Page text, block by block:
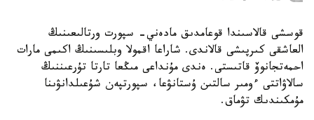
قوسشى قالاسىندا قوعامدىق مادەني- سپورت ورتالىعىنىڭ
العاشقى كىرپىشى قالاندى. شاراعا اقمولا وبلىسىنىڭ اكىمى مارات
احمەتجانوۆ قاتىستى. ەندى مۇنداعى مىڭعا تارتا تۇرعىننىڭ
سالاۋاتتى ءومىر سالتىن ۇستانۋعا، سپورتپەن شۇعىلدانۋىنا
مۇمكىندىك تۋماق.